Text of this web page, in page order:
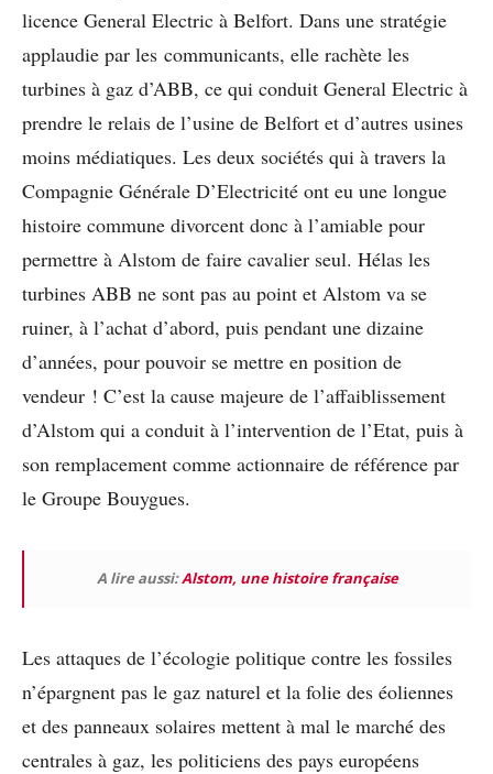
licence General Electric à Belfort. Dans une stratégie
applaudie par les communicants, elle rachète les
turbines à gaz d’ABB, ce qui conduit General Electric à
prendre le relais de l’usine de Belfort et d’autres usines
moins médiatiques. Les deux sociétés qui à travers la
Compagnie Générale D’Electricité ont eu une longue
histoire commune divorcent donc à l’amiable pour
permettre à Alstom de faire cavalier seul. Hélas les
turbines ABB ne sont pas au point et Alstom va se
ruiner, à l’achat d’abord, puis pendant une dizaine
d’années, pour pouvoir se mettre en position de
vendeur ! C’est la cause majeure de l’affaiblissement
d’Alstom qui a conduit à l’intervention de l’Etat, puis à
son remplacement comme actionnaire de référence par
le Groupe Bouygues.
A lire aussi:Alstom, une histoire française
Les attaques de l’écologie politique contre les fossiles
n’épargnent pas le gaz naturel et la folie des éoliennes
et des panneaux solaires mettent à mal le marché des
centrales à gaz, les politiciens des pays européens